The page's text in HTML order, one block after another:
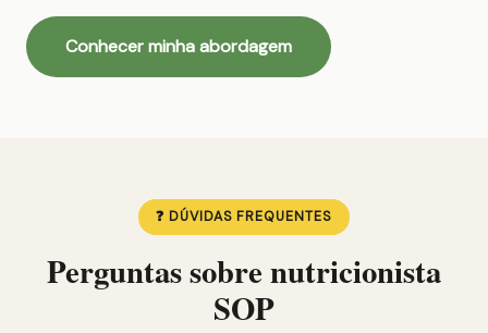
Conhecer minha abordagem
❓ DÚVIDAS FREQUENTES
Perguntas sobre nutricionista
SOP